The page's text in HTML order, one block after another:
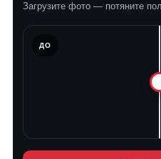
Загрузите фото — потяните
ДО